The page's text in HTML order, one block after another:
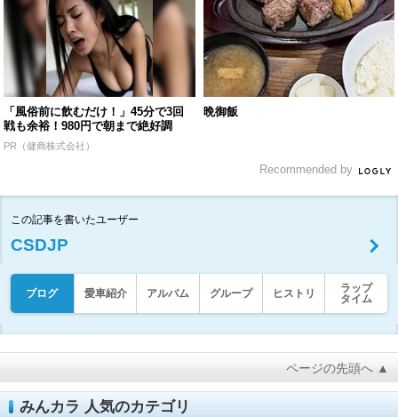
「風俗前に飲むだけ！」45分で3回
戦も余裕！980円で朝まで絶好調
PR（健商株式会社）
晩御飯
Recommended by
この記事を書いたユーザー
CSDJP
ブログ 愛車紹介 アルバム グループ ヒストリ
ラップ
タイム
ページの先頭へ ▲
みんカラ 人気のカテゴリ